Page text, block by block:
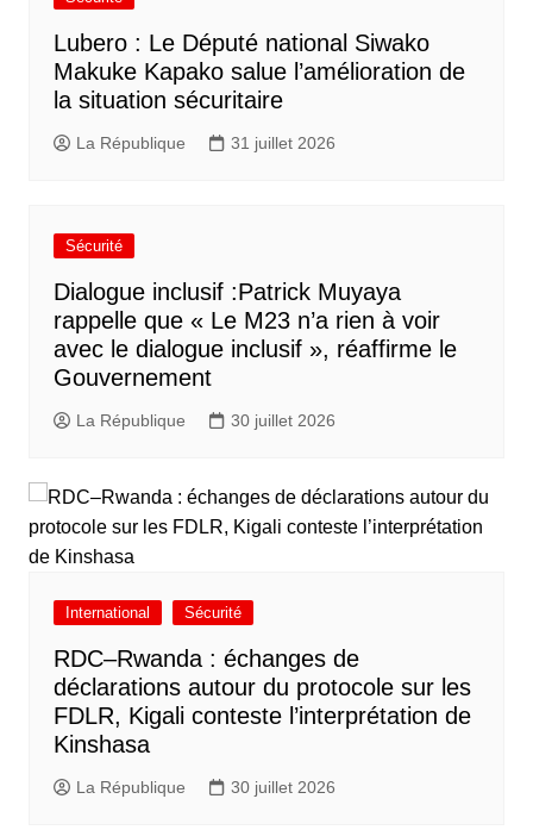
Lubero : Le Député national Siwako
Makuke Kapako salue l’amélioration de
la situation sécuritaire
La République 31 juillet 2026
Sécurité
Dialogue inclusif :Patrick Muyaya
rappelle que « Le M23 n’a rien à voir
avec le dialogue inclusif », réaffirme le
Gouvernement
La République 30 juillet 2026
International Sécurité
RDC–Rwanda : échanges de
déclarations autour du protocole sur les
FDLR, Kigali conteste l’interprétation de
Kinshasa
La République 30 juillet 2026